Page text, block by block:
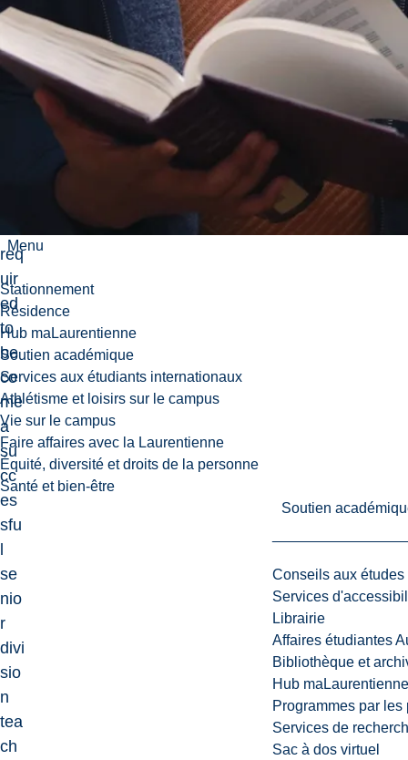
Menu
Stationnement
Résidence
Hub maLaurentienne
Soutien académique
Services aux étudiants internationaux
Athlétisme et loisirs sur le campus
Vie sur le campus
Faire affaires avec la Laurentienne
Équité, diversité et droits de la personne
Santé et bien-être
Soutien
Conseils aux études
Services
Librairie
Affaires étudiantes
Bibliothèque et
Hub maLaurentienne
Programmes par les
Services de
Sac à dos virtuel
nal
dut
ies
req
uir
ed
to
be
co
me
a
su
cc
es
sfu
se
nio
r
divi
sio
n
tea
ch